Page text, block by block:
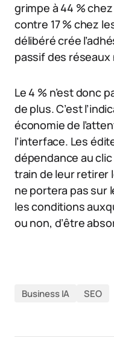
grimpe à 44 %
contre 17 % chez
délibéré crée
passif des réseaux
Le 4 % n’est donc
de plus. C’est
économie de
l’interface. Les
dépendance au
train de leur retirer
ne portera pas sur
les conditions
ou non, d’être
Business IA SEO